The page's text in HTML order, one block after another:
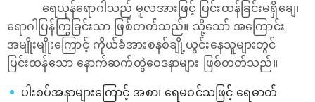
ရေယုန်ရောဂါသည် မူလအားဖြင့် ပြင်းထန်ခြင်းမရှိချေ၊
ရောဂါပြန်ကြွခြင်းသာ ဖြစ်တတ်သည်။ သို့သော် အကြောင်း
အမျိုးမျိုးကြောင့် ကိုယ်ခံအားစနစ်ချို့ယွင်းနေသူများတွင်
ပြင်းထန်သော နောက်ဆက်တွဲဝေဒနာများ ဖြစ်တတ်သည်။
ပါးစပ်အနာများကြောင့် အစာ၊ ရေမဝင်သဖြင့် ရေဓာတ်